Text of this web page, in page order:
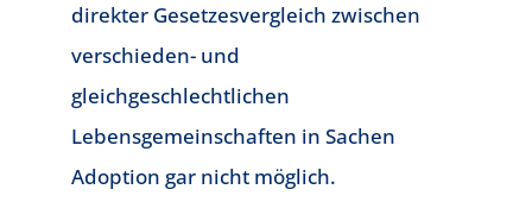
direkter Gesetzesvergleich zwischen
verschieden- und
gleichgeschlechtlichen
Lebensgemeinschaften in Sachen
Adoption gar nicht möglich.